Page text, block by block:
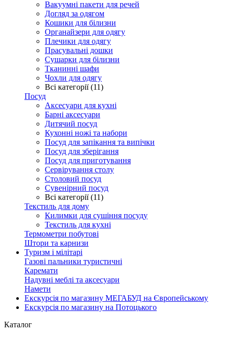
Вакуумні пакети для речей
Догляд за одягом
Кошики для білизни
Органайзери для одягу
Плечики для одягу
Прасувальні дошки
Сушарки для білизни
Тканинні шафи
Чохли для одягу
Всі категорії (11)
Посуд
Аксесуари для кухні
Барні аксесуари
Дитячий посуд
Кухонні ножі та набори
Посуд для запікання та випічки
Посуд для зберігання
Посуд для приготування
Сервірування столу
Столовий посуд
Сувенірний посуд
Всі категорії (11)
Текстиль для дому
Килимки для сушіння посуду
Текстиль для кухні
Термометри побутові
Штори та карнизи
Туризм і мілітарі
Газові пальники туристичні
Каремати
Надувні меблі та аксесуари
Намети
Екскурсія по магазину МЕГАБУД на Європейському
Екскурсія по магазину на Потоцького
Каталог